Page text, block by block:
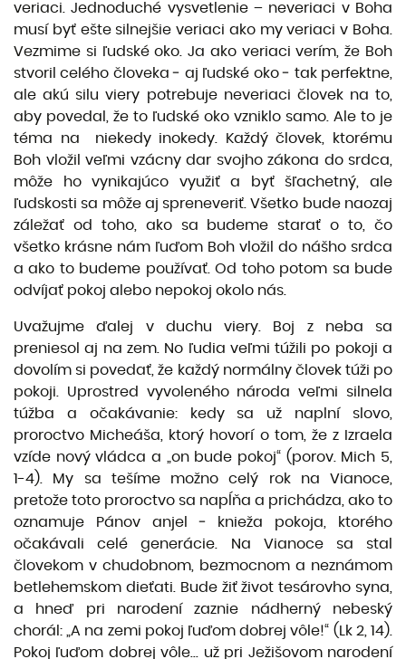
veriaci. Jednoduché vysvetlenie – neveriaci v Boha
musí byť ešte silnejšie veriaci ako my veriaci v Boha.
Vezmime si ľudské oko. Ja ako veriaci verím, že Boh
stvoril celého človeka ‒ aj ľudské oko ‒ tak perfektne,
ale akú silu viery potrebuje neveriaci človek na to,
aby povedal, že to ľudské oko vzniklo samo. Ale to je
téma na niekedy inokedy. Každý človek, ktorému
Boh vložil veľmi vzácny dar svojho zákona do srdca,
môže ho vynikajúco využiť a byť šľachetný, ale
ľudskosti sa môže aj spreneveriť. Všetko bude naozaj
záležať od toho, ako sa budeme starať o to, čo
všetko krásne nám ľuďom Boh vložil do nášho srdca
a ako to budeme používať. Od toho potom sa bude
odvíjať pokoj alebo nepokoj okolo nás.
Uvažujme ďalej v duchu viery. Boj z neba sa
preniesol aj na zem. No ľudia veľmi túžili po pokoji a
dovolím si povedať, že každý normálny človek túži po
pokoji. Uprostred vyvoleného národa veľmi silnela
túžba a očakávanie: kedy sa už naplní slovo,
proroctvo Micheáša, ktorý hovorí o tom, že z Izraela
vzíde nový vládca a „on bude pokoj“ (porov. Mich 5,
1-4). My sa tešíme možno celý rok na Vianoce,
pretože toto proroctvo sa napĺňa a prichádza, ako to
oznamuje Pánov anjel ‒ knieža pokoja, ktorého
očakávali celé generácie. Na Vianoce sa stal
človekom v chudobnom, bezmocnom a neznámom
betlehemskom dieťati. Bude žiť život tesárovho syna,
a hneď pri narodení zaznie nádherný nebeský
chorál: „A na zemi pokoj ľuďom dobrej vôle!“ (Lk 2, 14).
Pokoj ľuďom dobrej vôle... už pri Ježišovom narodení